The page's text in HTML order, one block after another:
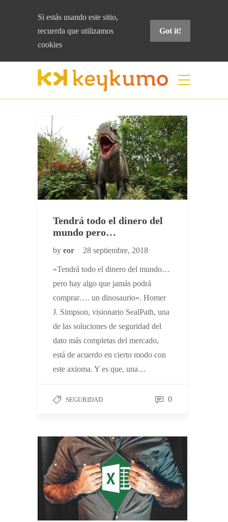
Si estás usando este sitio,
recuerda que utilizamos
cookies
Got it!
Home septiembre 2018
Tendrá todo el dinero del
mundo pero…
by eor 28 septiembre, 2018
«Tendrá todo el dinero del mundo…
pero hay algo que jamás podrá
comprar…. un dinosaurio». Homer
J. Simpson, visionario SealPath, una
de las soluciones de seguridad del
dato más completas del mercado,
está de acuerdo en cierto modo con
este axioma. Y es que, una…
SEGURIDAD 0